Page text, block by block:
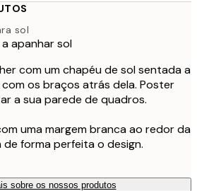
sol
apanhar sol
com um chapéu de sol sentada a
os braços atrás dela. Poster
a sua parede de quadros.
uma margem branca ao redor da
forma perfeita o design.
sobre os nossos produtos